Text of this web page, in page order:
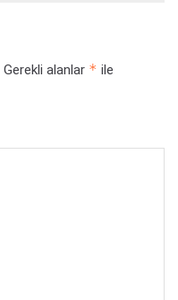
Gerekli alanlar * ile